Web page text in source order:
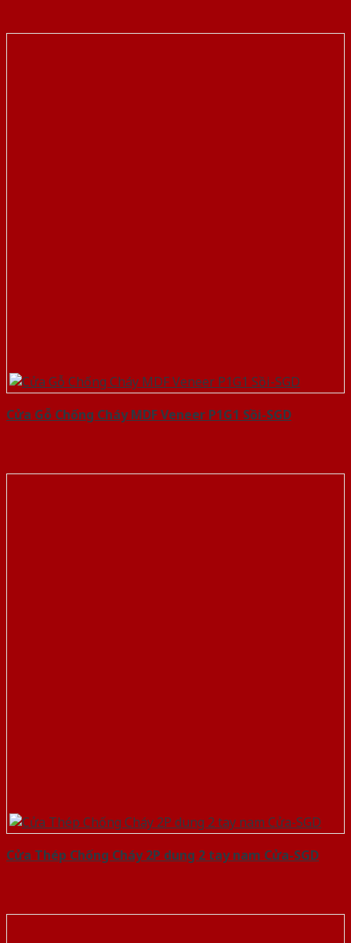
Cửa Gỗ Chống Cháy MDF Veneer P1G1 Sồi-SGD
Cửa Thép Chống Cháy 2P dung 2 tay nam Cửa-SGD